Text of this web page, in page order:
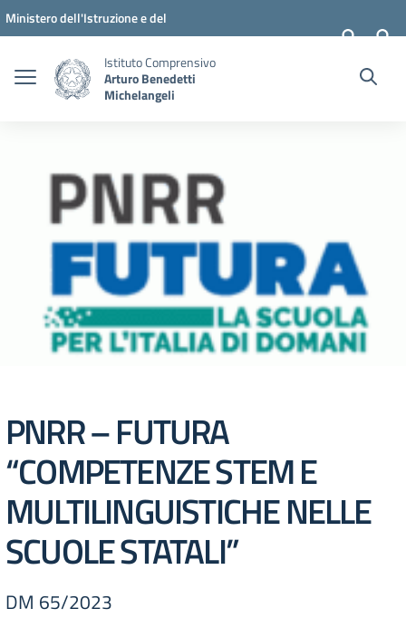
Vai ai contenuti
Vai al menu di navigazione
Vai al footer
Ministero dell'Istruzione e del
Istituto Comprensivo
Arturo Benedetti
Michelangeli
PNRR – FUTURA
“COMPETENZE STEM E
MULTILINGUISTICHE NELLE
SCUOLE STATALI”
DM 65/2023